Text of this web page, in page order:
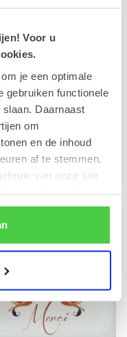
Voor u
je een optimale
gebruiken functionele
Daarnaast
om
en de inhoud
af te stemmen.
van onze site
blokkeert, het
kan verstoren.
'Merci'
persönlichen
auf der Rückseite
elegante Grußkarte